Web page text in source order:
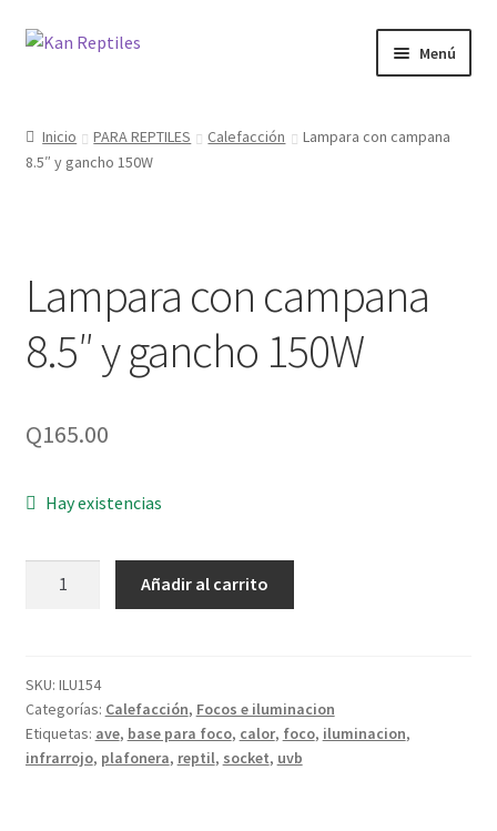
Ir
Ir
Menú
Tienda
Inicio PARA REPTILES Calefacción
Lampara con campana
8.5″ y gancho 150W
Lampara con campana
8.5″ y gancho 150W
Q165.00
Hay existencias
y
gancho
150W
cantidad
Añadir al carrito
SKU: ILU154
Categorías: Calefacción, Focos e iluminacion
Etiquetas: ave, base para foco, calor, foco, iluminacion,
infrarrojo, plafonera, reptil, socket, uvb